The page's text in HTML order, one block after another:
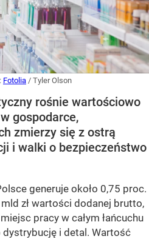
Fotolia / Tyler Olson
rośnie wartościowo
gospodarce,
zmierzy się z ostrą
i walki o bezpieczeństwo
generuje około 0,75 proc.
zł wartości dodanej brutto,
pracy w całym łańcuchu
i detal. Wartość